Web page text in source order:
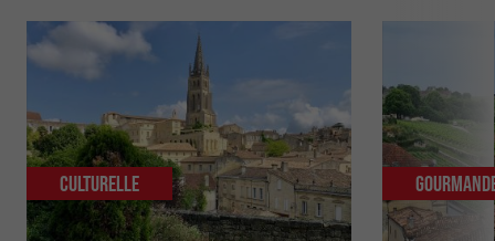
Culturelle